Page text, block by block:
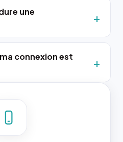
une
connexion est